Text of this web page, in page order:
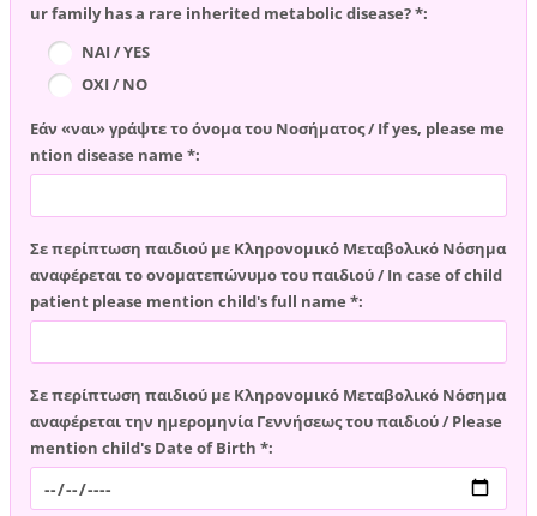
ur family has a rare inherited metabolic disease? *:
ΝΑΙ / YES
ΟΧΙ / NO
Εάν «ναι» γράψτε το όνομα του Νοσήματος / If yes, please me
ntion disease name *:
Σε περίπτωση παιδιού με Κληρονομικό Μεταβολικό Νόσημα
αναφέρεται το ονοματεπώνυμο του παιδιού / In case of child
patient please mention child's full name *:
Σε περίπτωση παιδιού με Κληρονομικό Μεταβολικό Νόσημα
αναφέρεται την ημερομηνία Γεννήσεως του παιδιού / Please
mention child's Date of Birth *: